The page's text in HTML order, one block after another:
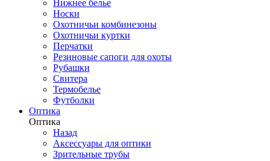
Нижнее белье
Носки
Охотничьи комбинезоны
Охотничьи куртки
Перчатки
Резиновые сапоги для охоты
Рубашки
Свитера
Термобелье
Футболки
Оптика
Оптика
Назад
Аксессуары для оптики
Зрительные трубы